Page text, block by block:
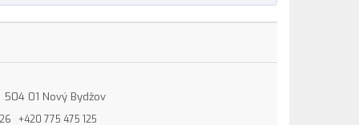
504 01 Nový Bydžov
+420 775 475 125